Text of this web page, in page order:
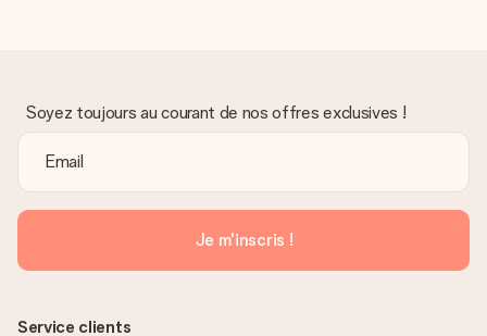
Soyez toujours au courant de nos offres exclusives !
Je m'inscris !
Service clients